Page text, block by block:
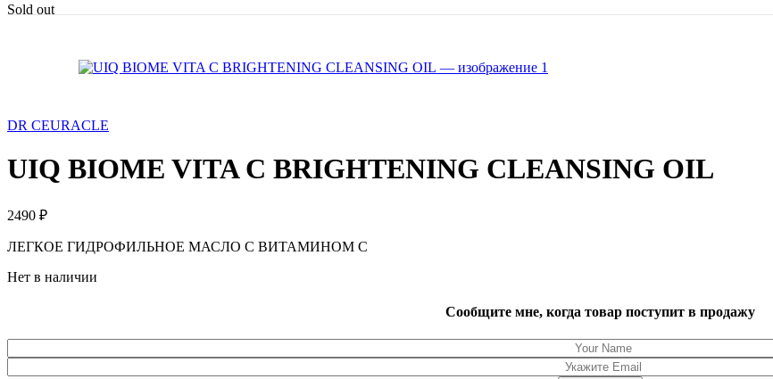
Sold out
DR CEURACLE
UIQ BIOME VITA C BRIGHTENING CLEANSING OIL
2490 ₽
ЛЕГКОЕ ГИДРОФИЛЬНОЕ МАСЛО С ВИТАМИНОМ С
Нет в наличии
Сообщите мне, когда товар поступит в продажу